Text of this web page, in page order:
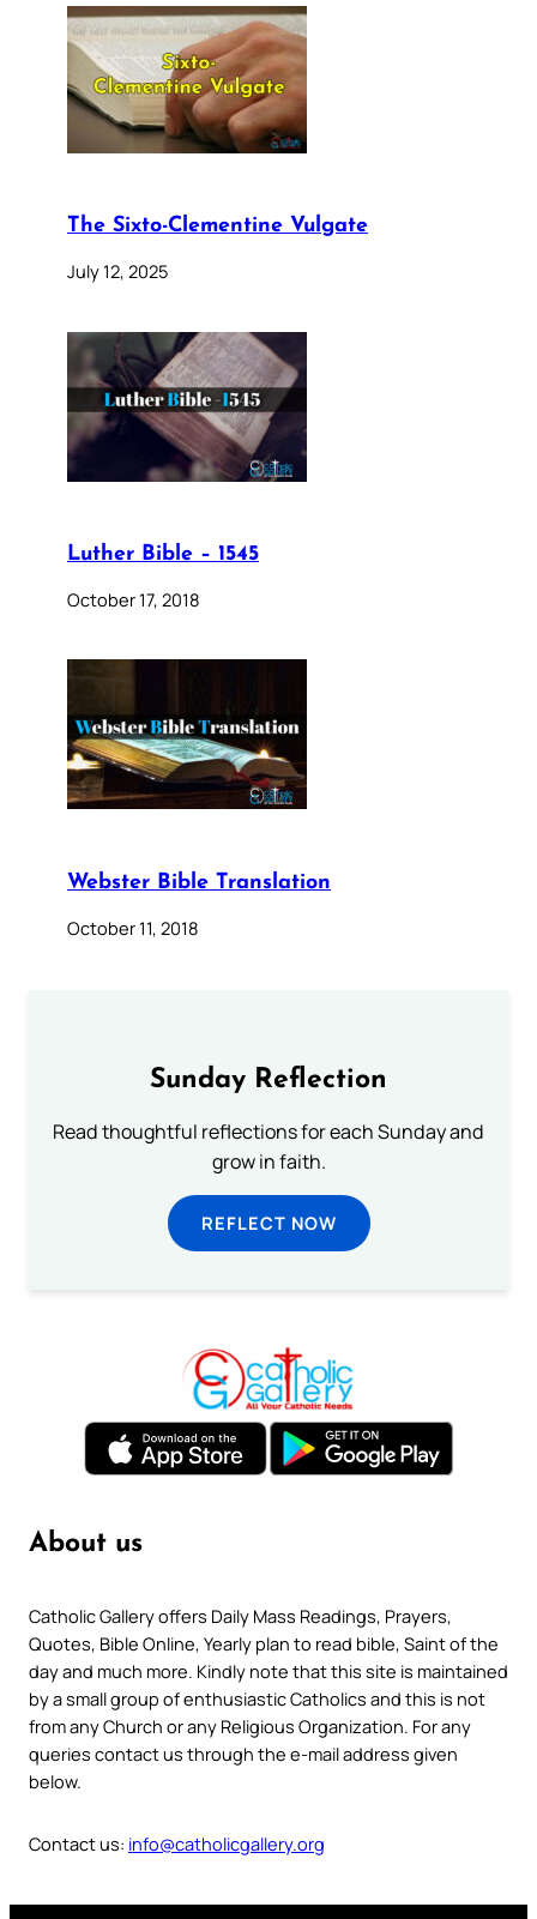
The Sixto-Clementine Vulgate
July 12, 2025
Luther Bible – 1545
October 17, 2018
Webster Bible Translation
October 11, 2018
Sunday Reflection
Read thoughtful reflections for each Sunday and
grow in faith.
REFLECT NOW
About us
Catholic Gallery offers Daily Mass Readings, Prayers,
Quotes, Bible Online, Yearly plan to read bible, Saint of the
day and much more. Kindly note that this site is maintained
by a small group of enthusiastic Catholics and this is not
from any Church or any Religious Organization. For any
queries contact us through the e-mail address given
below.
Contact us: info@catholicgallery.org